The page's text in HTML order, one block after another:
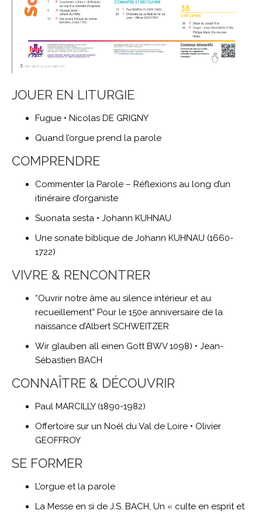
JOUER EN LITURGIE
Fugue • Nicolas DE GRIGNY
Quand l’orgue prend la parole
COMPRENDRE
Commenter la Parole – Réflexions au long d’un
itinéraire d’organiste
Suonata sesta • Johann KUHNAU
Une sonate biblique de Johann KUHNAU (1660-
1722)
VIVRE & RENCONTRER
“Ouvrir notre âme au silence intérieur et au
recueillement” Pour le 150e anniversaire de la
naissance d’Albert SCHWEITZER
Wir glauben all einen Gott BWV 1098) • Jean-
Sébastien BACH
CONNAÎTRE & DÉCOUVRIR
Paul MARCILLY (1890-1982)
Offertoire sur un Noël du Val de Loire • Olivier
GEOFFROY
SE FORMER
L’orgue et la parole
La Messe en si de J.S. BACH, Un « culte en esprit et